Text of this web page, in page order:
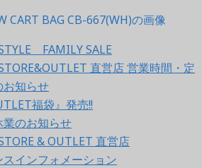
FAMILY SALE
直営店 営業時間・定
お知らせ
福袋』発売!!
のお知らせ
& OUTLET 直営店
スインフォメーション